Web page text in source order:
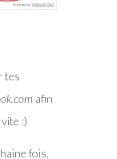
tes
afin
:)
fois,